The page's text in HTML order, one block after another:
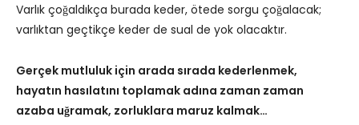
Varlık çoğaldıkça burada keder, ötede sorgu çoğalacak;
varlıktan geçtikçe keder de sual de yok olacaktır.
Gerçek mutluluk için arada sırada kederlenmek,
hayatın hasılatını toplamak adına zaman zaman
azaba uğramak, zorluklara maruz kalmak…